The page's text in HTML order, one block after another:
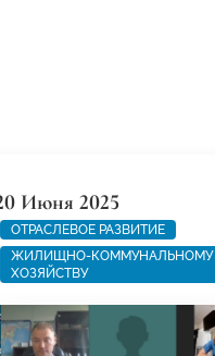
Июня 2025
ОТРАСЛЕВОЕ РАЗВИТИЕ
ЖИЛИЩНО-КОММУНАЛЬНОМУ
ХОЗЯЙСТВУ